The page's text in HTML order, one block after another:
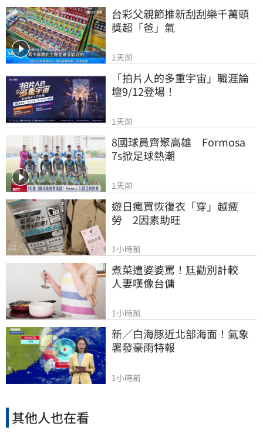
台彩父親節推新刮刮樂千萬頭
獎超「爸」氣
1天前
「拍片人的多重宇宙」職涯論
壇9/12登場！
1天前
8國球員齊聚高雄　Formosa
7s掀足球熱潮
1天前
遊日瘋買恢復衣「穿」越疲
勞　2因素助旺
1小時前
煮菜遭婆婆罵！尫勸別計較
人妻嘆像台傭
1小時前
新／白海豚近北部海面！氣象
署發豪雨特報
1小時前
其他人也在看